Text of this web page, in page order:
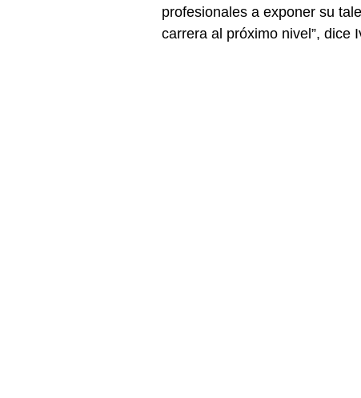
profesionales a exponer su
carrera al próximo nivel”, dice